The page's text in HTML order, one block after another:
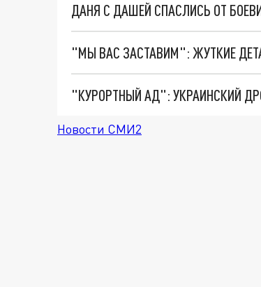
ДАНЯ С ДАШЕЙ СПАСЛИСЬ ОТ
"КУРОРТНЫЙ АД": УКРАИНСКИЙ
Новости СМИ2